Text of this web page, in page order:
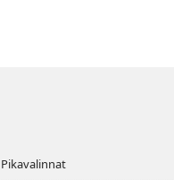
Pikavalinnat